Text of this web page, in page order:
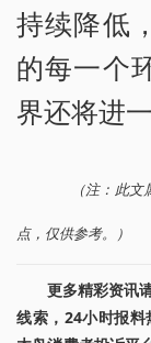
持续降低
的每一个
界还将进
（注：此
点，仅供参考。）
更多精彩资讯
线索，24小时报